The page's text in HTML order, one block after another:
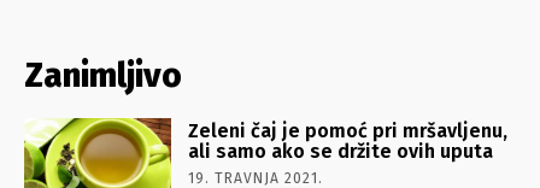
Zanimljivo
Zeleni čaj je pomoć pri mršavljenu,
ali samo ako se držite ovih uputa
19. TRAVNJA 2021.